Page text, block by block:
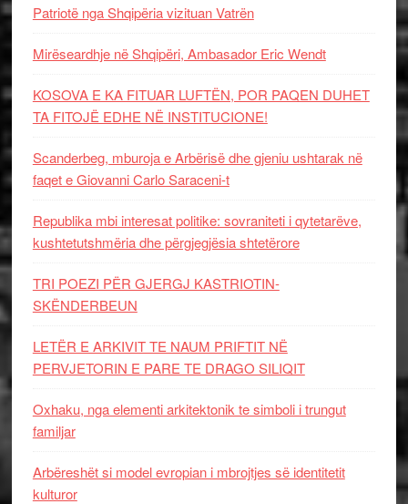
Patriotë nga Shqipëria vizituan Vatrën
Mirëseardhje në Shqipëri, Ambasador Eric Wendt
KOSOVA E KA FITUAR LUFTËN, POR PAQEN DUHET
TA FITOJË EDHE NË INSTITUCIONE!
Scanderbeg, mburoja e Arbërisë dhe gjeniu ushtarak në
faqet e Giovanni Carlo Saraceni-t
Republika mbi interesat politike: sovraniteti i qytetarëve,
kushtetutshmëria dhe përgjegjësia shtetërore
TRI POEZI PËR GJERGJ KASTRIOTIN-
SKËNDERBEUN
LETËR E ARKIVIT TE NAUM PRIFTIT NË
PERVJETORIN E PARE TE DRAGO SILIQIT
Oxhaku, nga elementi arkitektonik te simboli i trungut
familjar
Arbëreshët si model evropian i mbrojtjes së identitetit
kulturor